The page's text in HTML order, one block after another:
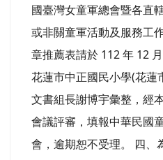
函轉「中華民國童軍團
法」、「中華民國童軍
程」、「中華民國童軍
辦法」及相關表件，請
重要 管理員-會務通報| 2023-
一、依據中華民國童軍總